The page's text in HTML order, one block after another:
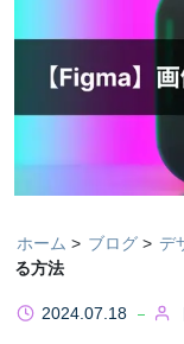
ホーム ブログ デ
る方法
2024.07.18